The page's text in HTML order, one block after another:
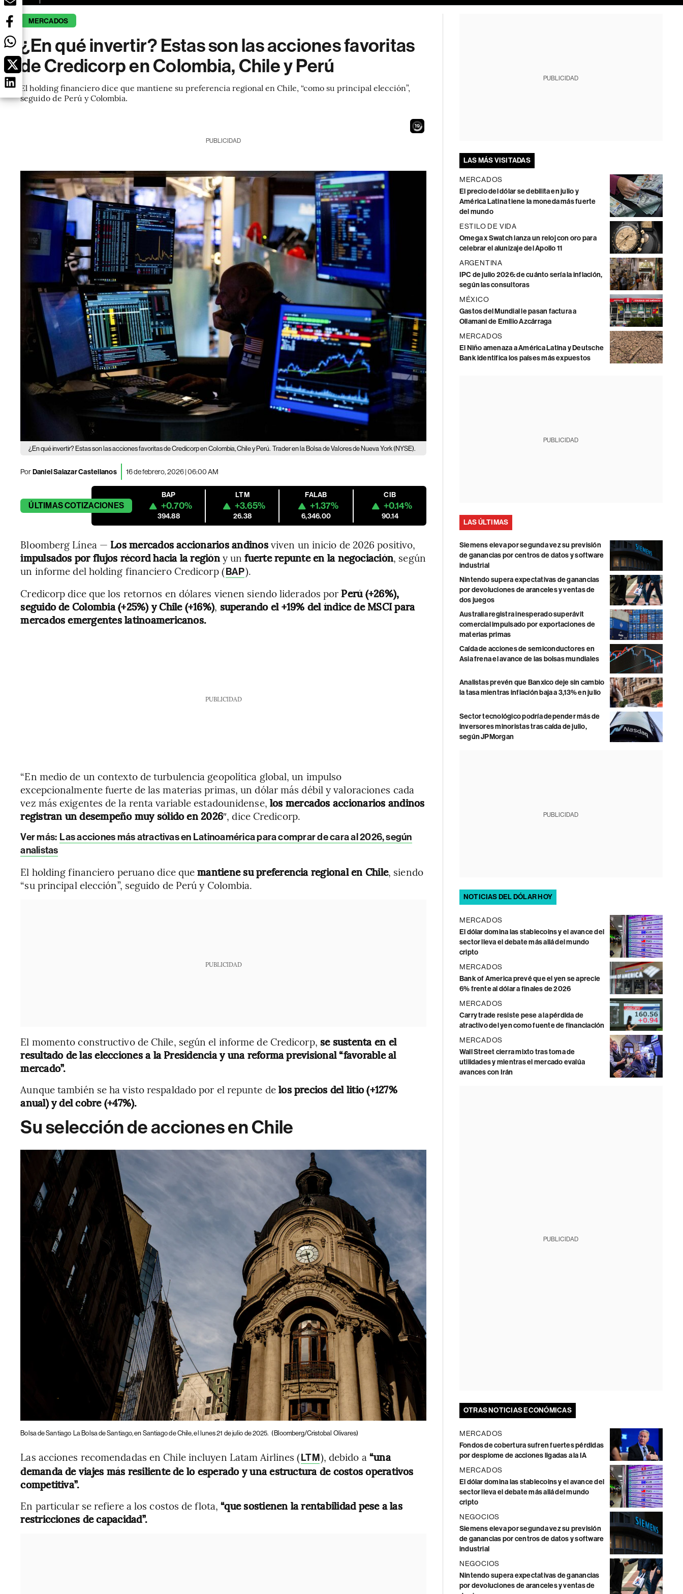
MERCADOS
¿En qué invertir? Estas son las acciones favoritas
de Credicorp en Colombia, Chile y Perú
El holding financiero dice que mantiene su preferencia regional en Chile, “como su principal elección”,
seguido de Perú y Colombia.
17
PUBLICIDAD
¿En qué invertir? Estas son las acciones favoritas de Credicorp en Colombia, Chile y Perú. Trader en la Bolsa de Valores de Nueva York (NYSE).
PorDaniel Salazar Castellanos 16 de febrero, 2026 | 06:00 AM
ÚLTIMASCOTIZACIONES
BAP
+0.70%
394.88
LTM
+3.65%
26.38
FALAB
+1.37%
6,346.00
CIB
+0.14%
90.14
Bloomberg Línea — Los mercados accionarios andinosviven un inicio de 2026 positivo,
impulsados por flujos récord hacia la regióny unfuerte repunte en la negociación, según
un informe del holding financiero Credicorp (BAP).
Credicorp dice que los retornos en dólares vienen siendo liderados por Perú (+26%),
seguido de Colombia (+25%) y Chile (+16%), superando el +19% del índice de MSCI para
mercados emergentes latinoamericanos.
PUBLICIDAD
“En medio de un contexto de turbulencia geopolítica global, un impulso
excepcionalmente fuerte de las materias primas, un dólar más débil y valoraciones cada
vez más exigentes de la renta variable estadounidense, los mercados accionarios andinos
registran un desempeño muy sólido en 2026″, dice Credicorp.
Ver más: Las acciones más atractivas en Latinoamérica para comprar de cara al 2026, según
analistas
El holding financiero peruano dice quemantiene su preferencia regional en Chile, siendo
“su principal elección”, seguido de Perú y Colombia.
PUBLICIDAD
El momento constructivo de Chile, según el informe de Credicorp, se sustenta en el
resultado de las elecciones a la Presidencia y una reforma previsional “favorable al
mercado”.
Aunque también se ha visto respaldado por el repunte delos precios del litio (+127%
anual) y del cobre (+47%).
Su selección de acciones en Chile
Bolsa de Santiago La Bolsa de Santiago, en Santiago de Chile, el lunes 21 de julio de 2025. (Bloomberg/Cristobal Olivares)
Las acciones recomendadas en Chile incluyen Latam Airlines (LTM), debido a “una
demanda de viajes más resiliente de lo esperado y una estructura de costos operativos
competitiva”.
En particular se refiere a los costos de flota,“que sostienen la rentabilidad pese a las
restricciones de capacidad”.
PUBLICIDAD
LAS MÁS VISITADAS
MERCADOS
El precio del dólar se debilita en julio y
América Latina tiene la moneda más fuerte
del mundo
ESTILO DE VIDA
Omega x Swatch lanza un reloj con oro para
celebrar el alunizaje del Apollo 11
ARGENTINA
IPC de julio 2026: de cuánto sería la inflación,
según las consultoras
MÉXICO
Gastos del Mundial le pasan factura a
Ollamani de Emilio Azcárraga
MERCADOS
El Niño amenaza a América Latina y Deutsche
Bank identifica los países más expuestos
PUBLICIDAD
LAS ÚLTIMAS
Siemens eleva por segunda vez su previsión
de ganancias por centros de datos y software
industrial
Nintendo supera expectativas de ganancias
por devoluciones de aranceles y ventas de
dos juegos
Australia registra inesperado superávit
comercial impulsado por exportaciones de
materias primas
Caída de acciones de semiconductores en
Asia frena el avance de las bolsas mundiales
Analistas prevén que Banxico deje sin cambio
la tasa mientras inflación baja a 3,13% en julio
Sector tecnológico podría depender más de
inversores minoristas tras caída de julio,
según JPMorgan
PUBLICIDAD
NOTICIAS DEL DÓLAR HOY
MERCADOS
El dólar domina las stablecoins y el avance del
sector lleva el debate más allá del mundo
cripto
MERCADOS
Bank of America prevé que el yen se aprecie
6% frente al dólar a finales de 2026
MERCADOS
Carry trade resiste pese a la pérdida de
atractivo del yen como fuente de financiación
MERCADOS
Wall Street cierra mixto tras toma de
utilidades y mientras el mercado evalúa
avances con Irán
PUBLICIDAD
OTRAS NOTICIAS ECONÓMICAS
MERCADOS
Fondos de cobertura sufren fuertes pérdidas
por desplome de acciones ligadas a la IA
MERCADOS
El dólar domina las stablecoins y el avance del
sector lleva el debate más allá del mundo
cripto
NEGOCIOS
Siemens eleva por segunda vez su previsión
de ganancias por centros de datos y software
industrial
NEGOCIOS
Nintendo supera expectativas de ganancias
por devoluciones de aranceles y ventas de